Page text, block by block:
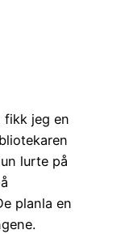
fikk jeg en
lurte på
planla en